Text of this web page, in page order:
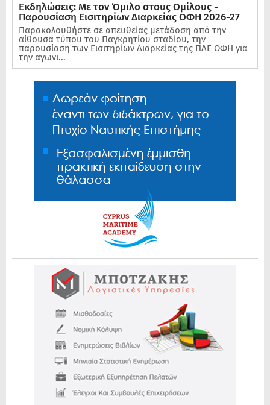
Εκδηλώσεις: Με τον Όμιλο στους Ομίλους -
Παρουσίαση Εισιτηρίων Διαρκείας ΟΦΗ 2026-27
Παρακολουθήστε σε απευθείας μετάδοση από την
αίθουσα τύπου του Παγκρητίου σταδίου, την
παρουσίαση των Εισιτηρίων Διαρκείας της ΠΑΕ ΟΦΗ για
την αγωνι...